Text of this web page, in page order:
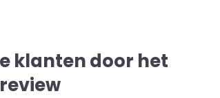
klanten door het